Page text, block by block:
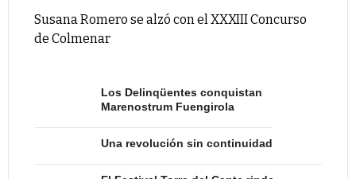
Susana Romero se alzó con el XXXIII Concurso
de Colmenar
Los Delinqüentes conquistan
Marenostrum Fuengirola
Una revolución sin continuidad